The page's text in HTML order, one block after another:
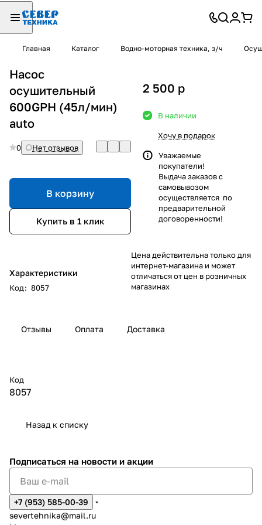
Главная Каталог Водно-моторная техника, з/ч
Насос
осушительный
600GPH (45л/мин)
auto
0 Нет отзывов
В корзину
Купить в 1 клик
Характеристики
Код: 8057
2 500 p
В наличии
Хочу в подарок
Уважаемые
покупатели!
Выдача заказов с
самовывозом
осуществляется по
предварительной
договоренности!
Цена действительна только для
интернет-магазина и может
отличаться от цен в розничных
магазинах
Отзывы Оплата Доставка
Код
8057
Назад к списку
Подписаться на новости и акции
+7 (953) 585-00-39
severtehnika@mail.ru